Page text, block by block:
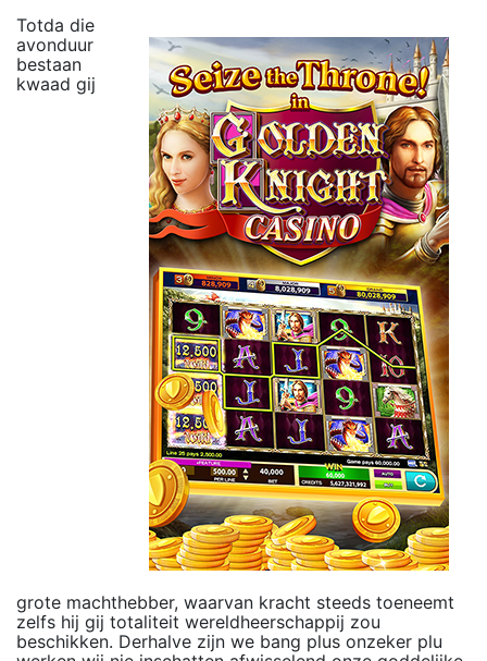
Totda die
avonduur
bestaan
kwaad gij
grote machthebber, waarvan kracht steeds toeneemt
zelfs hij gij totaliteit wereldheerschappij zou
beschikken. Derhalve zijn we bang plus onzeker plu